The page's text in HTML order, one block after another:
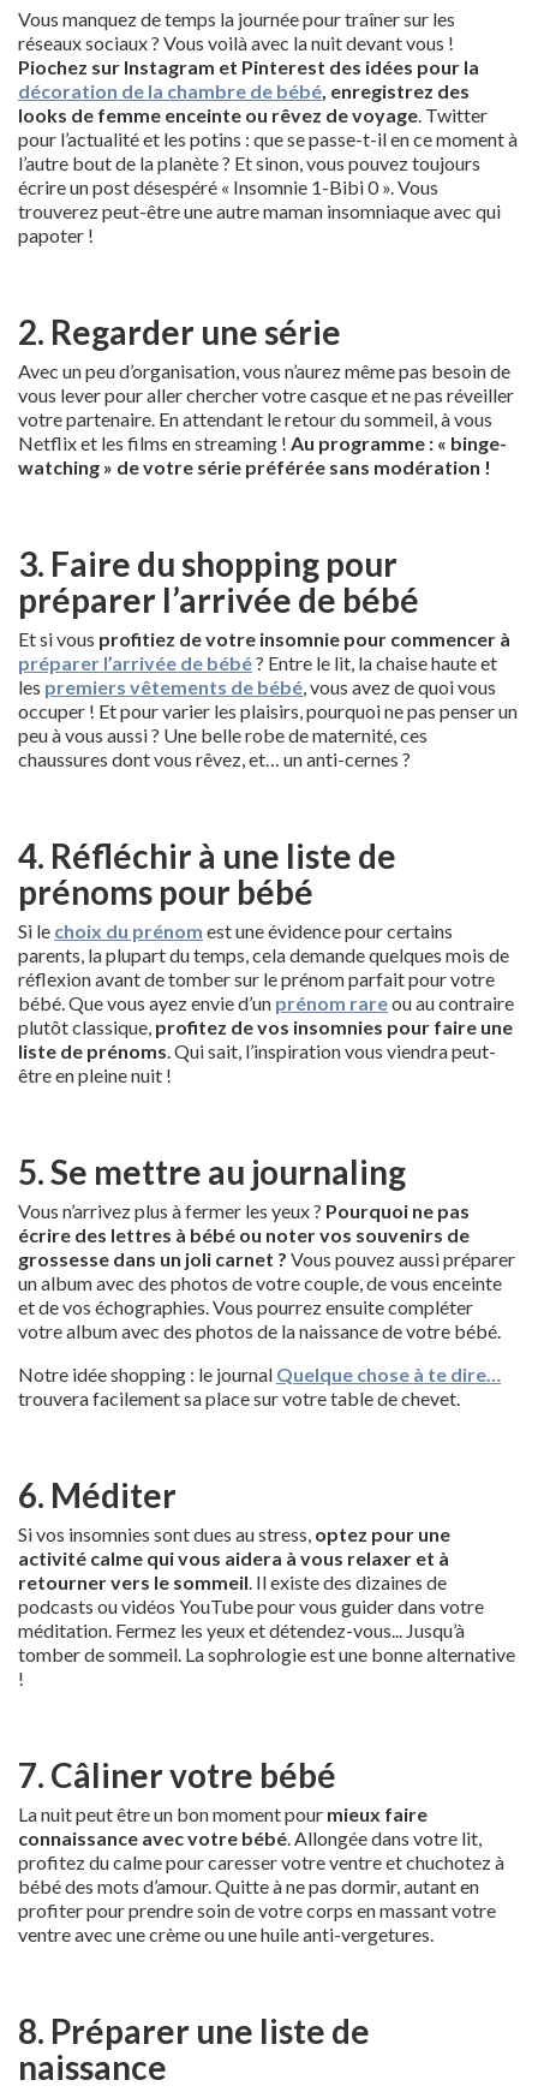
Vous manquez de temps la journée pour traîner sur les
réseaux sociaux ? Vous voilà avec la nuit devant vous !
Piochez sur Instagram et Pinterest des idées pour la
décoration de la chambre de bébé , enregistrez des
looks de femme enceinte ou rêvez de voyage . Twitter
pour l’actualité et les potins : que se passe-t-il en ce moment à
l’autre bout de la planète ? Et sinon, vous pouvez toujours
écrire un post désespéré « Insomnie 1-Bibi 0 ». Vous
trouverez peut-être une autre maman insomniaque avec qui
papoter !
2. Regarder une série
Avec un peu d’organisation, vous n’aurez même pas besoin de
vous lever pour aller chercher votre casque et ne pas réveiller
votre partenaire. En attendant le retour du sommeil, à vous
Netflix et les films en streaming ! Au programme : « binge-
watching » de votre série préférée sans modération !
3. Faire du shopping pour
préparer l’arrivée de bébé
Et si vous profitiez de votre insomnie pour commencer à
préparer l’arrivée de bébé? Entre le lit, la chaise haute et
les premiers vêtements de bébé , vous avez de quoi vous
occuper ! Et pour varier les plaisirs, pourquoi ne pas penser un
peu à vous aussi ? Une belle robe de maternité, ces
chaussures dont vous rêvez, et… un anti-cernes ?
4. Réfléchir à une liste de
prénoms pour bébé
Si le choix du prénom est une évidence pour certains
parents, la plupart du temps, cela demande quelques mois de
réflexion avant de tomber sur le prénom parfait pour votre
bébé. Que vous ayez envie d’un prénom rareou au contraire
plutôt classique, profitez de vos insomnies pour faire une
liste de prénoms . Qui sait, l’inspiration vous viendra peut-
être en pleine nuit !
5. Se mettre au journaling
Vous n’arrivez plus à fermer les yeux ? Pourquoi ne pas
écrire des lettres à bébé ou noter vos souvenirs de
grossesse dans un joli carnet ? Vous pouvez aussi préparer
un album avec des photos de votre couple, de vous enceinte
et de vos échographies. Vous pourrez ensuite compléter
votre album avec des photos de la naissance de votre bébé.
Notre idée shopping : le journal Quelque chose à te dire…
trouvera facilement sa place sur votre table de chevet.
6. Méditer
Si vos insomnies sont dues au stress, optez pour une
activité calme qui vous aidera à vous relaxer et à
retourner vers le sommeil . Il existe des dizaines de
podcasts ou vidéos YouTube pour vous guider dans votre
méditation. Fermez les yeux et détendez-vous... Jusqu’à
tomber de sommeil. La sophrologie est une bonne alternative
!
7. Câliner votre bébé
La nuit peut être un bon moment pour mieux faire
connaissance avec votre bébé . Allongée dans votre lit,
profitez du calme pour caresser votre ventre et chuchotez à
bébé des mots d’amour. Quitte à ne pas dormir, autant en
profiter pour prendre soin de votre corps en massant votre
ventre avec une crème ou une huile anti-vergetures.
8. Préparer une liste de
naissance